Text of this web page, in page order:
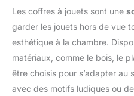
Les coffres à jouets sont une
garder les jouets hors de vue
esthétique à la chambre.
matériaux, comme le bois, le
être choisis pour s’adapter au
avec des motifs ludiques ou